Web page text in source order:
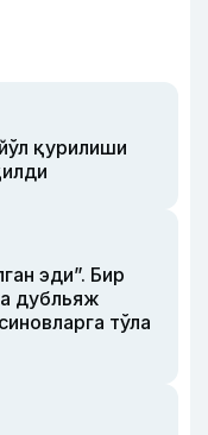
қурилиши
эди”. Бир
дубльяж
тўла